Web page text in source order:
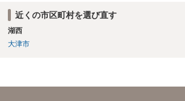
近くの市区町村を選び直す
湖西
大津市